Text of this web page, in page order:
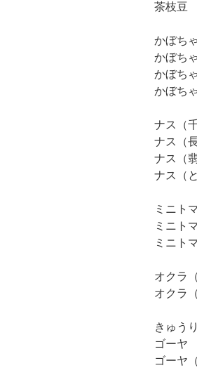
茶枝豆
かぼち
かぼち
かぼち
かぼち
ナス（
ナス（
ナス（
ナス（
ミニト
ミニト
ミニト
オクラ
オクラ
きゅうり
ゴーヤ
ゴーヤ